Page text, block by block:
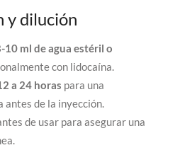
y dilución
10 ml de agua estéril o
con lidocaína.
a 24 horas para una
antes de la inyección.
de usar para asegurar una